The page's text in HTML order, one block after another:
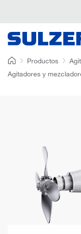
Productos
Agitadores y